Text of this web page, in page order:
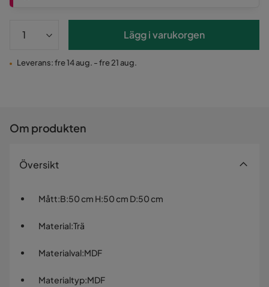
Lägg i varukorgen
Leverans: fre 14 aug. - fre 21 aug.
Om produkten
Översikt
Mått:B:50 cm H:50 cm D:50 cm
Material:Trä
Materialval:MDF
Materialtyp:MDF